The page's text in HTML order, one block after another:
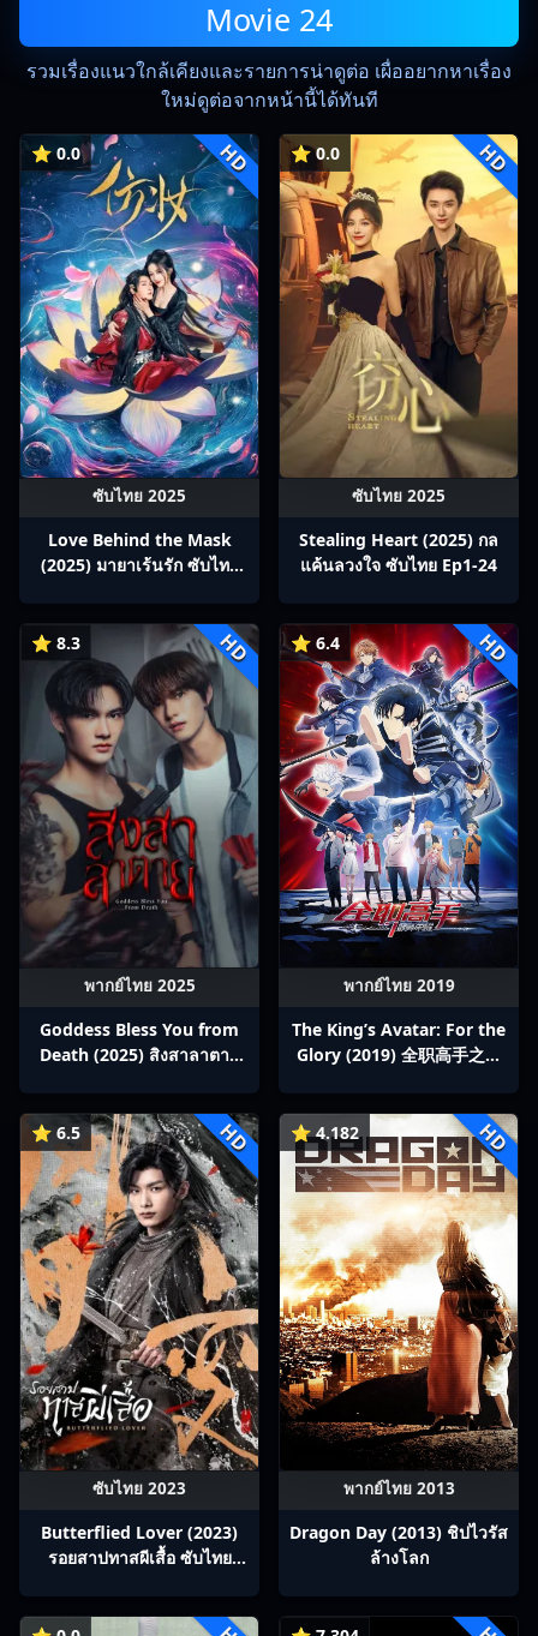
Movie 24
รวมเรื่องแนวใกล้เคียงและรายการน่าดูต่อ เผื่ออยากหาเรื่อง
ใหม่ดูต่อจากหน้านี้ได้ทันที
⭐ 0.0 HD
ซับไทย 2025
Love Behind the Mask
(2025) มายาเร้นรัก ซับไทย
⭐ 0.0 HD
ซับไทย 2025
Stealing Heart (2025) กล
แค้นลวงใจ ซับไทย Ep1-24
⭐ 8.3 HD
พากย์ไทย 2025
Goddess Bless You from
Death (2025) สิงสาลาตาย
⭐ 6.4 HD
พากย์ไทย 2019
The King’s Avatar: For the
Glory (2019) 全职高手之巅
⭐ 6.5 HD
ซับไทย 2023
Butterflied Lover (2023)
รอยสาปทาสผีเสื้อ ซับไทย
⭐ 4.182 HD
พากย์ไทย 2013
Dragon Day (2013) ชิปไวรัส
ล้างโลก